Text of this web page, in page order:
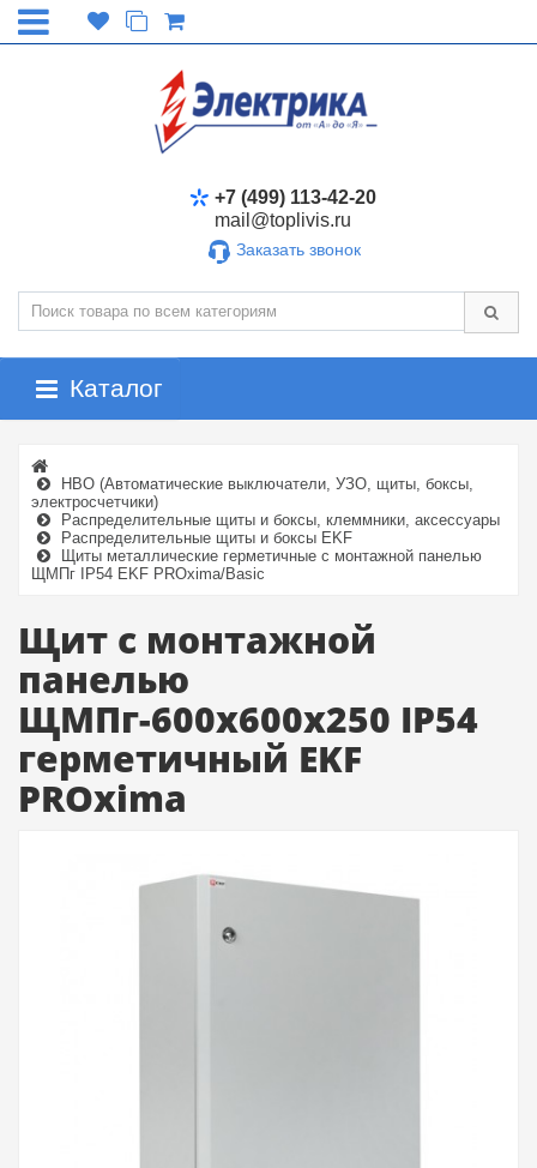
+7 (499) 113-42-20
mail@toplivis.ru
Заказать звонок
Каталог
НВО (Автоматические выключатели, УЗО, щиты, боксы,
электросчетчики)
Распределительные щиты и боксы, клеммники, аксессуары
Распределительные щиты и боксы EKF
Щиты металлические герметичные с монтажной панелью
ЩМПг IP54 EKF PROxima/Basic
Щит с монтажной
панелью
ЩМПг-600х600х250 IP54
герметичный EKF
PROxima